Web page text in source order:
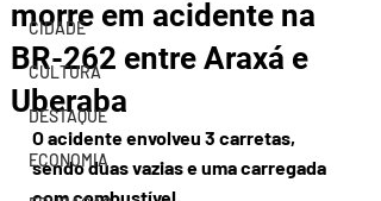
CIDADE
CULTURA
DESTAQUE
ECONOMIA
morre em acidente na
BR-262 entre Araxá e
Uberaba
O acidente envolveu 3 carretas,
sendo duas vazias e uma carregada